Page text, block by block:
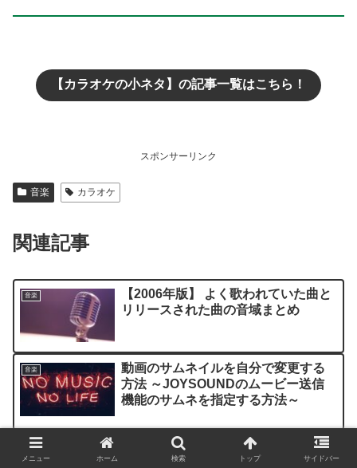
【カラオケの小ネタ】の記事一覧はこちら！
スポンサーリンク
音楽 カラオケ
関連記事
音楽
【2006年版】 よく歌われていた曲と
リリースされた曲の音域まとめ
音楽
動画のサムネイルを自分で変更する
方法 ～JOYSOUNDのムービー送信
機能のサムネを指定する方法～
音楽
カラオケ初心者へのススメ ～フリー
タイムって何？主要な料金システム
メニュー ホーム 検索 トップ サイドバー